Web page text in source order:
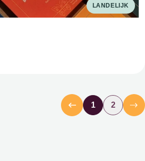
LANDELIJK
1 2